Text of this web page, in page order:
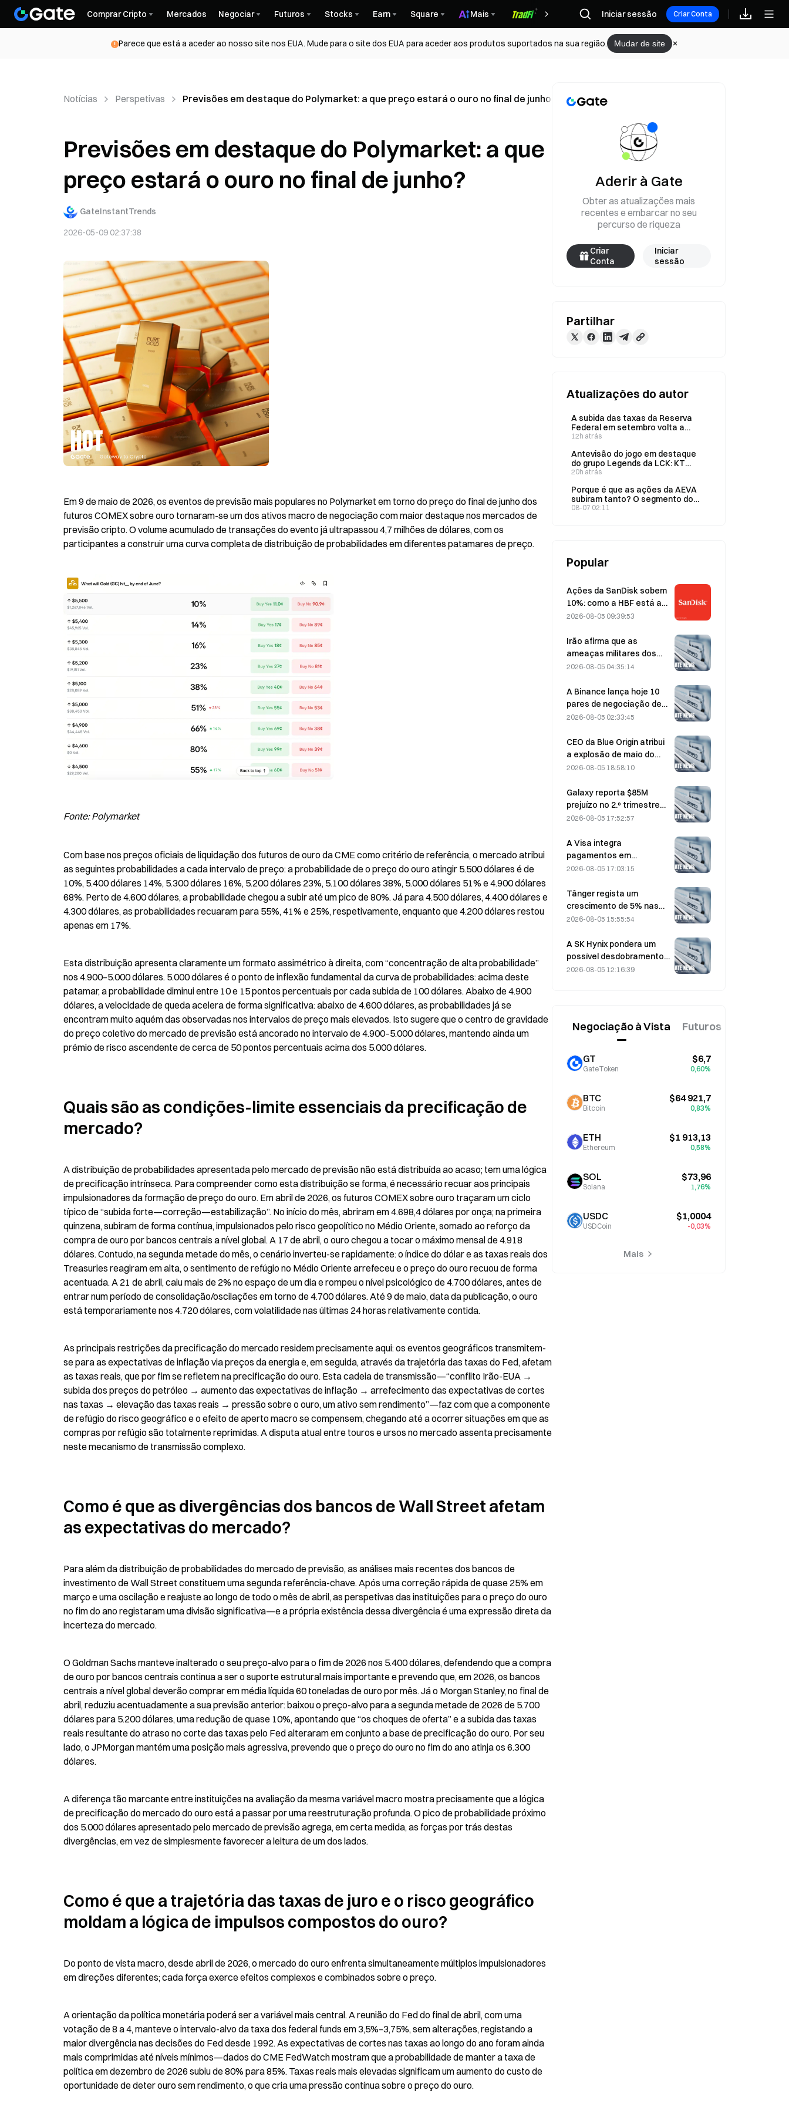
Comprar Cripto Mercados Negociar Futuros Stocks Earn Square Mais Recompensas
Iniciar sessão Criar Conta
Parece que está a aceder ao nosso site nos EUA. Mude para o site dos EUA para aceder aos produtos suportados na sua região. Mudar de site
Notícias Perspetivas Previsões em destaque do Polymarket: a que preço estará o ouro no final de junho?
Previsões em destaque do Polymarket: a que
preço estará o ouro no final de junho?
GateInstantTrends
2026-05-09 02:37:38
Em 9 de maio de 2026, os eventos de previsão mais populares no Polymarket em torno do preço do final de junho dos
futuros COMEX sobre ouro tornaram-se um dos ativos macro de negociação com maior destaque nos mercados de
previsão cripto. O volume acumulado de transações do evento já ultrapassou 4,7 milhões de dólares, com os
participantes a construir uma curva completa de distribuição de probabilidades em diferentes patamares de preço.
Fonte: Polymarket
Com base nos preços oficiais de liquidação dos futuros de ouro da CME como critério de referência, o mercado atribui
as seguintes probabilidades a cada intervalo de preço: a probabilidade de o preço do ouro atingir 5.500 dólares é de
10%, 5.400 dólares 14%, 5.300 dólares 16%, 5.200 dólares 23%, 5.100 dólares 38%, 5.000 dólares 51% e 4.900 dólares
68%. Perto de 4.600 dólares, a probabilidade chegou a subir até um pico de 80%. Já para 4.500 dólares, 4.400 dólares e
4.300 dólares, as probabilidades recuaram para 55%, 41% e 25%, respetivamente, enquanto que 4.200 dólares restou
apenas em 17%.
Esta distribuição apresenta claramente um formato assimétrico à direita, com “concentração de alta probabilidade”
nos 4.900–5.000 dólares. 5.000 dólares é o ponto de inflexão fundamental da curva de probabilidades: acima deste
patamar, a probabilidade diminui entre 10 e 15 pontos percentuais por cada subida de 100 dólares. Abaixo de 4.900
dólares, a velocidade de queda acelera de forma significativa: abaixo de 4.600 dólares, as probabilidades já se
encontram muito aquém das observadas nos intervalos de preço mais elevados. Isto sugere que o centro de gravidade
do preço coletivo do mercado de previsão está ancorado no intervalo de 4.900–5.000 dólares, mantendo ainda um
prémio de risco ascendente de cerca de 50 pontos percentuais acima dos 5.000 dólares.
Quais são as condições-limite essenciais da precificação de
mercado?
A distribuição de probabilidades apresentada pelo mercado de previsão não está distribuída ao acaso; tem uma lógica
de precificação intrínseca. Para compreender como esta distribuição se forma, é necessário recuar aos principais
impulsionadores da formação de preço do ouro. Em abril de 2026, os futuros COMEX sobre ouro traçaram um ciclo
típico de “subida forte—correção—estabilização”. No início do mês, abriram em 4.698,4 dólares por onça; na primeira
quinzena, subiram de forma contínua, impulsionados pelo risco geopolítico no Médio Oriente, somado ao reforço da
compra de ouro por bancos centrais a nível global. A 17 de abril, o ouro chegou a tocar o máximo mensal de 4.918
dólares. Contudo, na segunda metade do mês, o cenário inverteu-se rapidamente: o índice do dólar e as taxas reais dos
Treasuries reagiram em alta, o sentimento de refúgio no Médio Oriente arrefeceu e o preço do ouro recuou de forma
acentuada. A 21 de abril, caiu mais de 2% no espaço de um dia e rompeu o nível psicológico de 4.700 dólares, antes de
entrar num período de consolidação/oscilações em torno de 4.700 dólares. Até 9 de maio, data da publicação, o ouro
está temporariamente nos 4.720 dólares, com volatilidade nas últimas 24 horas relativamente contida.
As principais restrições da precificação do mercado residem precisamente aqui: os eventos geográficos transmitem-
se para as expectativas de inflação via preços da energia e, em seguida, através da trajetória das taxas do Fed, afetam
as taxas reais, que por fim se refletem na precificação do ouro. Esta cadeia de transmissão—“conflito Irão-EUA →
subida dos preços do petróleo → aumento das expectativas de inflação → arrefecimento das expectativas de cortes
nas taxas → elevação das taxas reais → pressão sobre o ouro, um ativo sem rendimento”—faz com que a componente
de refúgio do risco geográfico e o efeito de aperto macro se compensem, chegando até a ocorrer situações em que as
compras por refúgio são totalmente reprimidas. A disputa atual entre touros e ursos no mercado assenta precisamente
neste mecanismo de transmissão complexo.
Como é que as divergências dos bancos de Wall Street afetam
as expectativas do mercado?
Para além da distribuição de probabilidades do mercado de previsão, as análises mais recentes dos bancos de
investimento de Wall Street constituem uma segunda referência-chave. Após uma correção rápida de quase 25% em
março e uma oscilação e reajuste ao longo de todo o mês de abril, as perspetivas das instituições para o preço do ouro
no fim do ano registaram uma divisão significativa—e a própria existência dessa divergência é uma expressão direta da
incerteza do mercado.
O Goldman Sachs manteve inalterado o seu preço-alvo para o fim de 2026 nos 5.400 dólares, defendendo que a compra
de ouro por bancos centrais continua a ser o suporte estrutural mais importante e prevendo que, em 2026, os bancos
centrais a nível global deverão comprar em média líquida 60 toneladas de ouro por mês. Já o Morgan Stanley, no final de
abril, reduziu acentuadamente a sua previsão anterior: baixou o preço-alvo para a segunda metade de 2026 de 5.700
dólares para 5.200 dólares, uma redução de quase 10%, apontando que “os choques de oferta” e a subida das taxas
reais resultante do atraso no corte das taxas pelo Fed alteraram em conjunto a base de precificação do ouro. Por seu
lado, o JPMorgan mantém uma posição mais agressiva, prevendo que o preço do ouro no fim do ano atinja os 6.300
dólares.
A diferença tão marcante entre instituições na avaliação da mesma variável macro mostra precisamente que a lógica
de precificação do mercado do ouro está a passar por uma reestruturação profunda. O pico de probabilidade próximo
dos 5.000 dólares apresentado pelo mercado de previsão agrega, em certa medida, as forças por trás destas
divergências, em vez de simplesmente favorecer a leitura de um dos lados.
Como é que a trajetória das taxas de juro e o risco geográfico
moldam a lógica de impulsos compostos do ouro?
Do ponto de vista macro, desde abril de 2026, o mercado do ouro enfrenta simultaneamente múltiplos impulsionadores
em direções diferentes; cada força exerce efeitos complexos e combinados sobre o preço.
A orientação da política monetária poderá ser a variável mais central. A reunião do Fed do final de abril, com uma
votação de 8 a 4, manteve o intervalo-alvo da taxa dos federal funds em 3,5%–3,75%, sem alterações, registando a
maior divergência nas decisões do Fed desde 1992. As expectativas de cortes nas taxas ao longo do ano foram ainda
mais comprimidas até níveis mínimos—dados do CME FedWatch mostram que a probabilidade de manter a taxa de
política em dezembro de 2026 subiu de 80% para 85%. Taxas reais mais elevadas significam um aumento do custo de
oportunidade de deter ouro sem rendimento, o que cria uma pressão contínua sobre o preço do ouro.
Aderir à Gate
Obter as atualizações mais
recentes e embarcar no seu
percurso de riqueza
Criar
Conta
Iniciar
sessão
Partilhar
Atualizações do autor
A subida das taxas da Reserva
Federal em setembro volta a
estar em causa: como irá o
os preços após a surpreendente
queda do emprego não agrícola
em julho?
12h atrás
Antevisão do jogo em destaque
do grupo Legends da LCK: KT
contra GEN — como é que o
avalia as probabilidades de vitória
de 32% contra 69%?
20h atrás
Porque é que as ações da AEVA
subiram tanto? O segmento do
LiDAR está a aquecer — uma
08-07 02:11
Popular
Ações da SanDisk sobem
10%: como a HBF está a
iniciar um novo ciclo de
poderão os resultados
financeiros validar a tese
de crescimento?
2026-08-05 09:39:53
Irão afirma que as
ameaças militares dos
EUA atrasam o acordo
de Ormuz, em 5 de agosto
2026-08-05 04:35:14
A Binance lança hoje 10
pares de negociação de
bStocks às 20:00 (UTC+8),
a 0.
2026-08-05 02:33:45
CEO da Blue Origin atribui
a explosão de maio do
New Glenn à falha de uma
2026-08-05 18:58:10
Galaxy reporta $85M
prejuízo no 2.º trimestre
de 2026; receitas ficam
abaixo do esperado,
ações caem 7,23%
2026-08-05 17:52:57
A Visa integra
pagamentos em
stablecoins no Visa Direct
com a Zero Hash
2026-08-05 17:03:15
Tânger regista um
crescimento de 5% nas
vendas, impulsionado pelo
Campeonato do Mundo
em junho e julho.
2026-08-05 15:55:54
A SK Hynix pondera um
possível desdobramento
de ações à medida que o
2026-08-05 12:16:39
Negociação à Vista Futuros
GT
GateToken
$6,7
0,60%
BTC
Bitcoin
$64 921,7
0,83%
ETH
Ethereum
$1 913,13
0,58%
SOL
Solana
$73,96
1,76%
USDC
USDCoin
$1,0004
-0,03%
Mais